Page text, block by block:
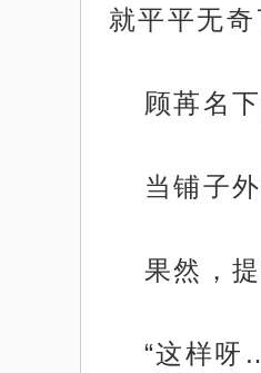
就平平无奇
顾苒名
当铺子
果然，
“这样呀